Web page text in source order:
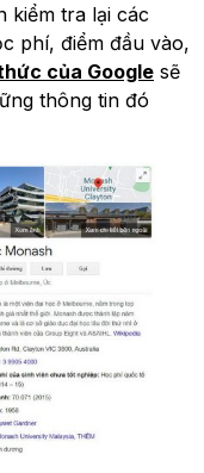
kiểm tra lại các
phí, điểm đầu vào,
của Google sẽ
thông tin đó